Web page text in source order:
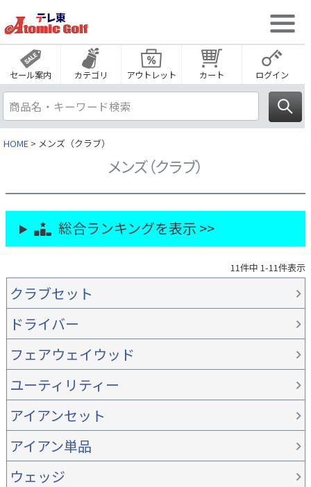
セール案内 カテゴリ アウトレット カート ログイン
HOME メンズ（クラブ）
メンズ（クラブ）
総合ランキングを表示 >>
11件中 1-11件表示
クラブセット
ドライバー
フェアウェイウッド
ユーティリティー
アイアンセット
アイアン単品
ウェッジ